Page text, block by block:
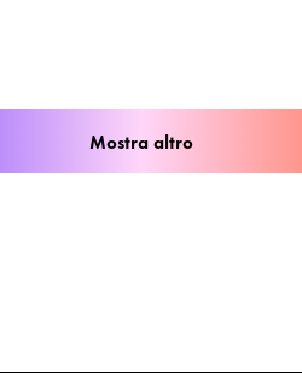
Mostra altro